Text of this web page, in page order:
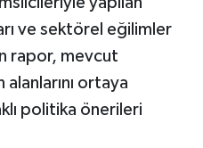
ve sektörel eğilimler
rapor, mevcut
ortaya
politika önerileri